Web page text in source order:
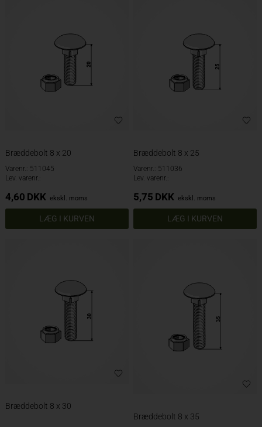
Bræddebolt 8 x 20
Varenr.: 511045
Lev. varenr.:
4,60 DKK ekskl. moms
Bræddebolt 8 x 25
Varenr.: 511036
Lev. varenr.:
5,75 DKK ekskl. moms
Bræddebolt 8 x 30
Bræddebolt 8 x 35